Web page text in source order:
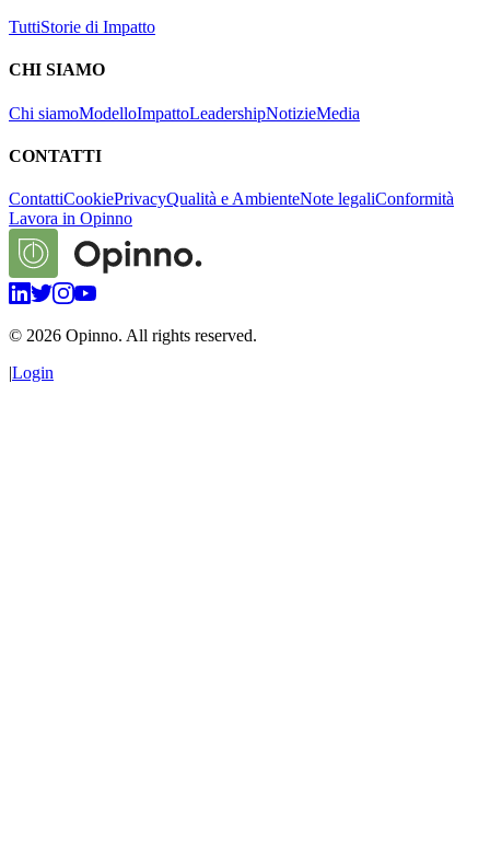
TuttiStorie di Impatto
CHI SIAMO
Chi siamoModelloImpattoLeadershipNotizieMedia
CONTATTI
ContattiCookiePrivacyQualità e AmbienteNote legaliConformità
Lavora in Opinno
© 2026 Opinno. All rights reserved.
|Login